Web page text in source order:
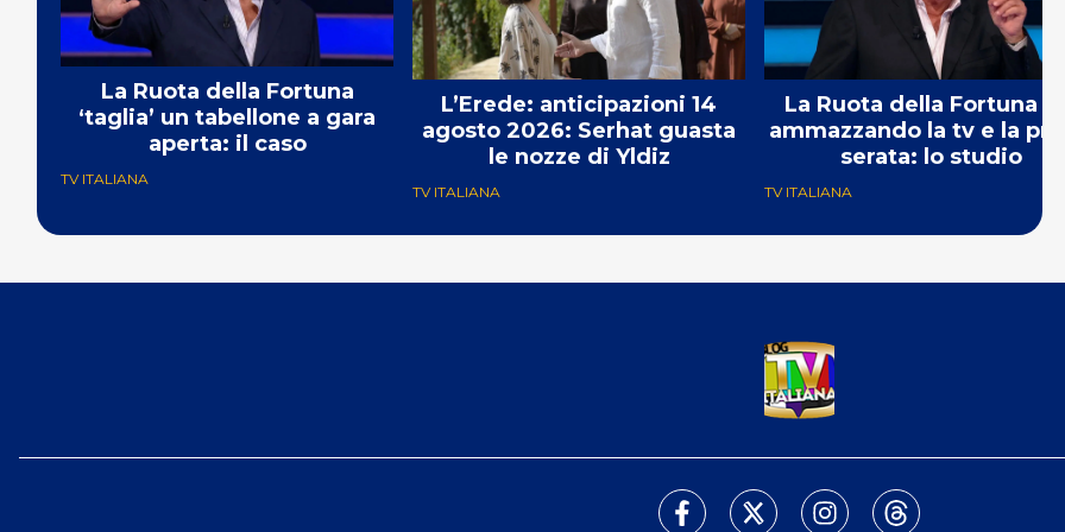
La Ruota della Fortuna
‘taglia’ un tabellone a gara
aperta: il caso
TV ITALIANA
L’Erede: anticipazioni 14
agosto 2026: Serhat guasta
le nozze di Yldiz
TV ITALIANA
La Ruota della Fortuna sta
ammazzando la tv e la
serata: lo studio
TV ITALIANA